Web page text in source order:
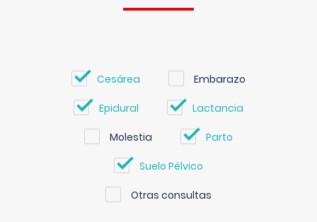
Cesárea Embarazo
Epidural Lactancia
Molestia Parto
Suelo Pélvico
Otras consultas